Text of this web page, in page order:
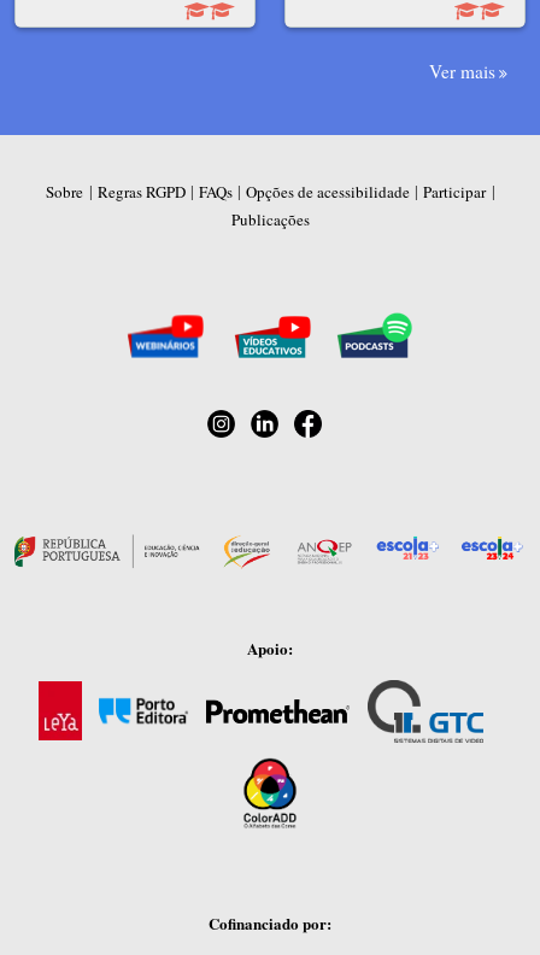
Ver mais
Sobre | Regras RGPD| FAQs| Opções de acessibilidade| Participar|
Publicações
Apoio:
Cofinanciado por: